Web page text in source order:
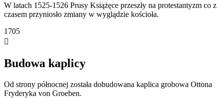
W latach 1525-1526 Prusy Książęce przeszły na protestantyzm co z
czasem przyniosło zmiany w wyglądzie kościoła.
1705
Budowa kaplicy
Od strony północnej została dobudowana kaplica grobowa Ottona
Fryderyka von Groeben.